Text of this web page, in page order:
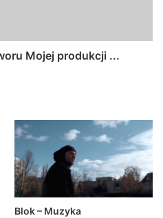
Mojej produkcji ...
Blok – Muzyka